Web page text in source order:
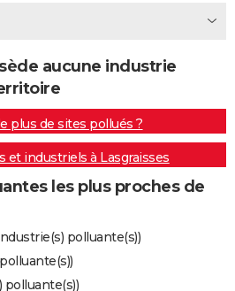
aucune industrie
plus de sites pollués ?
et industriels à Lasgraisses
les plus proches de
polluante(s))
polluante(s))